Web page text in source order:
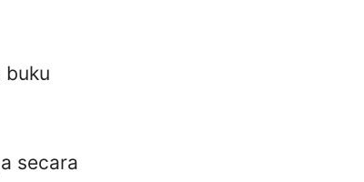
buku
secara